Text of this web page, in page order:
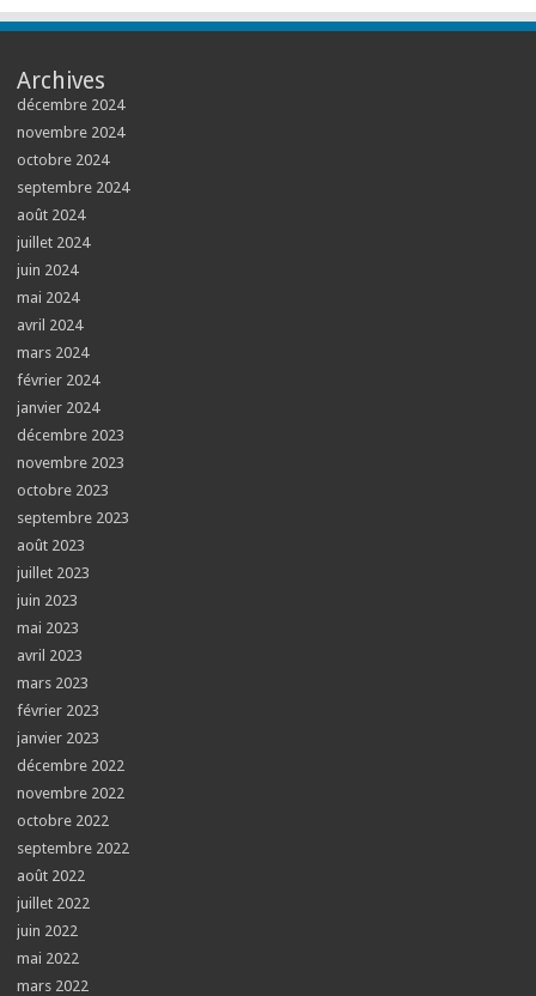
Archives
décembre 2024
novembre 2024
octobre 2024
septembre 2024
août 2024
juillet 2024
juin 2024
mai 2024
avril 2024
mars 2024
février 2024
janvier 2024
décembre 2023
novembre 2023
octobre 2023
septembre 2023
août 2023
juillet 2023
juin 2023
mai 2023
avril 2023
mars 2023
février 2023
janvier 2023
décembre 2022
novembre 2022
octobre 2022
septembre 2022
août 2022
juillet 2022
juin 2022
mai 2022
mars 2022